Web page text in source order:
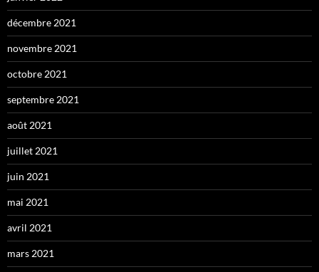
décembre 2021
novembre 2021
octobre 2021
septembre 2021
août 2021
juillet 2021
juin 2021
mai 2021
avril 2021
mars 2021